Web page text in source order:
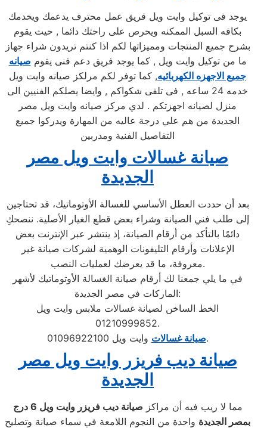
يوجد فى توكيل وايت ويل فريق عمل محترف يدعمك ويخدمك
بكافه السبل الممكنه ويحرص على راحتك دائما , حيث يقوم
بشرح جميع المنتجات ومميزاتها لكم اذا كنتم تريدون شراء جهاز
ما من توكيل وايت ويل , كما يوجد فريق دعم فنى يقوم صيانه
جميع الاجهزه الكهربائيه, كما توفر لكم مرلكز صيانه وايت ويل
خدمه 24 ساعه , فى تلقى شكواكم , وايضا يصلكم الفنيين الى
منزل لصيانه اجهزتكم . لدي مركز صيانه وايت ويل مصر
الجديدة من هم علي درجة عاليه من المهارة ويدركوا جميع
التفاصيل الفنية ومدربين
صيانة غسالات وايت ويل مصر
الجديدة
بعد أن حددت العطل الأساسي للغسالة الأوتوماتيك، قد تحتاجين
إلى طلب فني الصيانة وشراء بعض قطع الغيار الأصلية. ننصحكِ
دائمًا بالتأكد من أرقام الصيانة، إذ ينتشر عبر الإنترنت بعض
الإعلانات وأرقام التليفونات الوهمية لشركات صيانة غير
معروفة، ما قد يعرضك لعمليات النصب.
في ما يلي جمعنا لك أرقام صيانة الغسالة الأوتوماتيك لأشهر
الماركات في مصر الجديدة:
الخط الساخن لصيانة غسالات ملابس وايت ويل
01210999852.
صيانة غسالاتوايت ويل 01096922100.
صيانة ديب فريزر وايت ويل مصر
الجديدة
مما لا ريب فيه أن مراكز صيانة ديب فريزر وايت ويل
درج
بمصر الجديدة واحدة من النجوم اللامعة في سماء صيانة وتصليح